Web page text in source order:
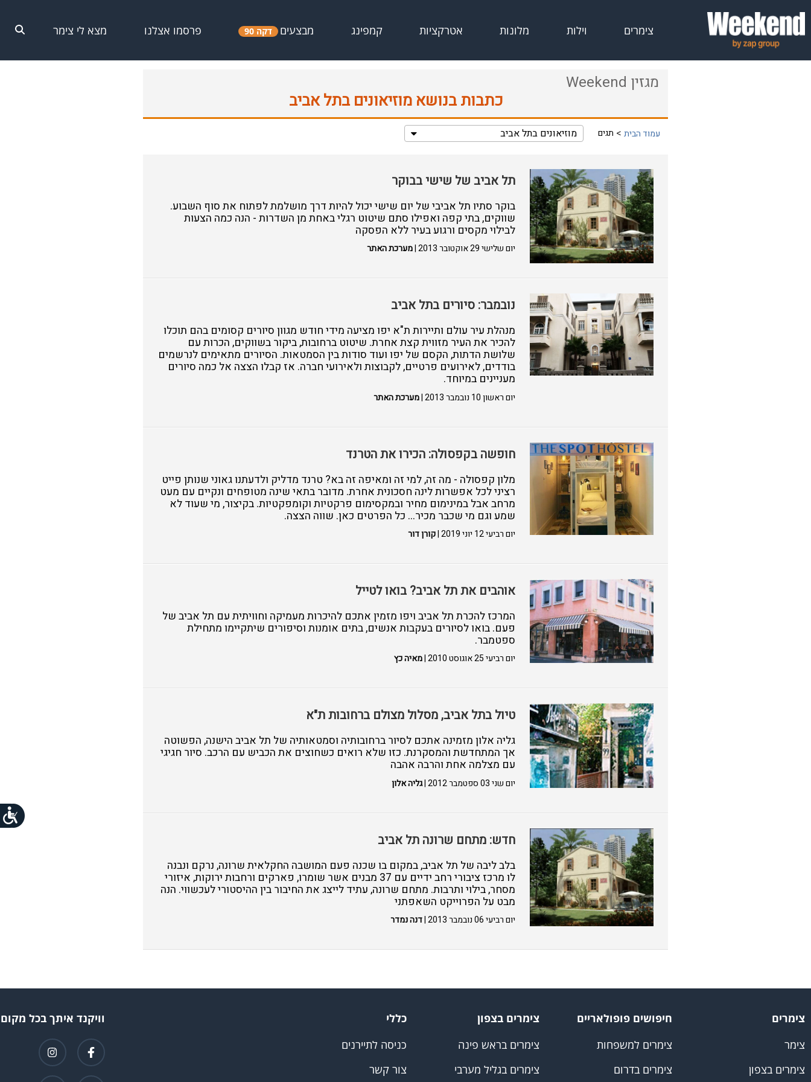
צימרים וילות מלונות אטרקציות קמפינג מבצעים דקה 90 פרסמו אצלנו מצא לי צימר
מגזין Weekend
כתבות בנושא מוזיאונים בתל אביב
עמוד הבית תגים מוזיאונים בתל אביב
תל אביב של שישי בבוקר
בוקר סתיו תל אביבי של יום שישי יכול להיות דרך מושלמת לפתוח את סוף השבוע.
שווקים, בתי קפה ואפילו סתם שיטוט רגלי באחת מן השדרות - הנה כמה הצעות
לבילוי מקסים ורגוע בעיר ללא הפסקה
יום שלישי 29 אוקטובר 2013 | מערכת האתר
נובמבר: סיורים בתל אביב
מנהלת עיר עולם ותיירות ת"א יפו מציעה מידי חודש מגוון סיורים קסומים בהם תוכלו
להכיר את העיר מזווית קצת אחרת. שיטוט ברחובות, ביקור בשווקים, הכרות עם
שלושת הדתות, הקסם של יפו ועוד סודות בין הסמטאות. הסיורים מתאימים לנרשמים
בודדים, לאירועים פרטיים, לקבוצות ולאירועי חברה. אז קבלו הצצה אל כמה סיורים
מעניינים במיוחד.
יום ראשון 10 נובמבר 2013 | מערכת האתר
חופשה בקפסולה: הכירו את הטרנד
מלון קפסולה - מה זה, למי זה ומאיפה זה בא? טרנד מדליק ולדעתנו גאוני שנותן פייט
רציני לכל אפשרות לינה חסכונית אחרת. מדובר בתאי שינה מטופחים ונקיים עם מעט
מרחב אבל במינימום מחיר ובמקסימום פרקטיות וקומפקטיות. בקיצור, מי שעוד לא
שמע וגם מי שכבר מכיר... כל הפרטים כאן. שווה הצצה.
יום רביעי 12 יוני 2019 | קורן דור
אוהבים את תל אביב? בואו לטייל
המרכז להכרת תל אביב ויפו מזמין אתכם להיכרות מעמיקה וחוויתית עם תל אביב של
פעם. בואו לסיורים בעקבות אנשים, בתים אומנות וסיפורים שיתקיימו מתחילת
ספטמבר.
יום רביעי 25 אוגוסט 2010 | מאיה כץ
טיול בתל אביב, מסלול מצולם ברחובות ת"א
גליה אלון מזמינה אתכם לסיור ברחובותיה וסמטאותיה של תל אביב הישנה, הפשוטה
אך המתחדשת והמסקרנת. כזו שלא רואים כשחוצים את הכביש עם הרכב. סיור חגיגי
עם מצלמה אחת והרבה אהבה
יום שני 03 ספטמבר 2012 | גליה אלון
חדש: מתחם שרונה תל אביב
בלב ליבה של תל אביב, במקום בו שכנה פעם המושבה החקלאית שרונה, נרקם ונבנה
לו מרכז ציבורי רחב ידיים עם 37 מבנים אשר שומרו, פארקים ורחבות ירוקות, איזורי
מסחר, בילוי ותרבות. מתחם שרונה, עתיד לייצג את החיבור בין ההיסטורי לעכשווי. הנה
מבט על הפרוייקט השאפתני
יום רביעי 06 נובמבר 2013 | דנה נמדר
צימרים
צימר
צימרים בצפון
חיפושים פופולאריים
צימרים למשפחות
צימרים בדרום
צימרים בצפון
צימרים בראש פינה
צימרים בגליל מערבי
כללי
כניסה לתיירנים
צור קשר
וויקנד איתך בכל מקום